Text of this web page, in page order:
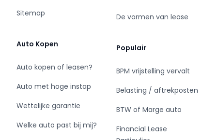
Boss Vans B.V.
+31(0)40 720 0868 (ook via WhatsApp)
www.bossvans.nl
Sitemap
Auto Kopen
Auto kopen of leasen?
Auto met hoge instap
Wettelijke garantie
Welke auto past bij mij?
De vormen van lease
Populair
BPM vrijstelling vervalt
Belasting / aftrekposten
BTW of Marge auto
Financial Lease